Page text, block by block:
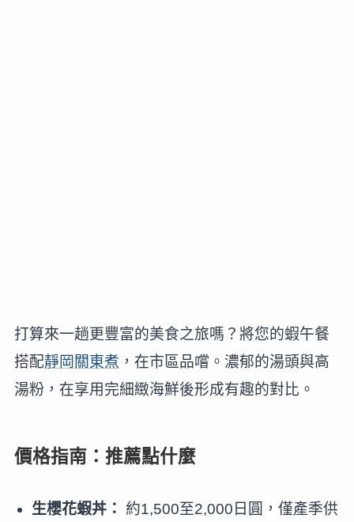
打算來一趟更豐富的美食之旅嗎？將您的蝦午餐
搭配靜岡關東煮 ，在市區品嚐。濃郁的湯頭與高
湯粉，在享用完細緻海鮮後形成有趣的對比。
價格指南：推薦點什麼
生櫻花蝦丼：
約1,500至2,000日圓，僅產季供